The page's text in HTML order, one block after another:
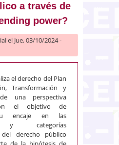
a través de
power?
el Jue, 03/10/2024 -
el derecho del Plan
Transformación y
una perspectiva
el objetivo de
encaje en las
y categorías
del derecho público